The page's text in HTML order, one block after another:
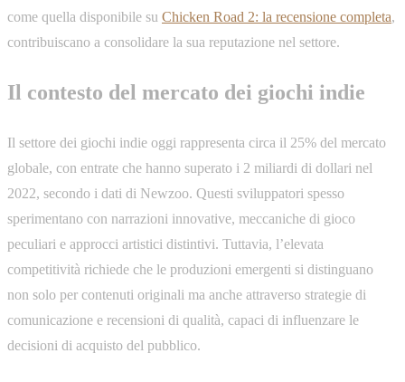
come quella disponibile su Chicken Road 2: la recensione completa,
contribuiscano a consolidare la sua reputazione nel settore.
Il contesto del mercato dei giochi indie
Il settore dei giochi indie oggi rappresenta circa il 25% del mercato
globale, con entrate che hanno superato i 2 miliardi di dollari nel
2022, secondo i dati di Newzoo. Questi sviluppatori spesso
sperimentano con narrazioni innovative, meccaniche di gioco
peculiari e approcci artistici distintivi. Tuttavia, l’elevata
competitività richiede che le produzioni emergenti si distinguano
non solo per contenuti originali ma anche attraverso strategie di
comunicazione e recensioni di qualità, capaci di influenzare le
decisioni di acquisto del pubblico.